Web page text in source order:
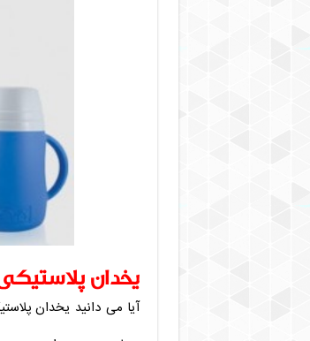
یخدان
آیا می دانید یخدان